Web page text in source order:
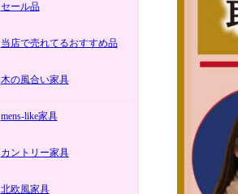
セール品
当店で売れてるおすすめ品
木の風合い家具
mens-like家具
カントリー家具
北欧風家具